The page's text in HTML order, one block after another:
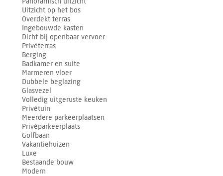
Uitzicht op het bos
Overdekt terras
Ingebouwde kasten
Dicht bij openbaar vervoer
Privéterras
Berging
Badkamer en suite
Marmeren vloer
Dubbele beglazing
Glasvezel
Volledig uitgeruste keuken
Privétuin
Meerdere parkeerplaatsen
Privéparkeerplaats
Golfbaan
Vakantiehuizen
Luxe
Bestaande bouw
Modern